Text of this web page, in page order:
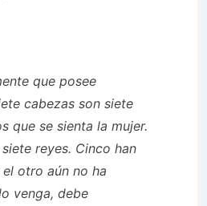
que posee
cabezas son siete
que se sienta la mujer.
reyes. Cinco han
otro aún no ha
venga, debe